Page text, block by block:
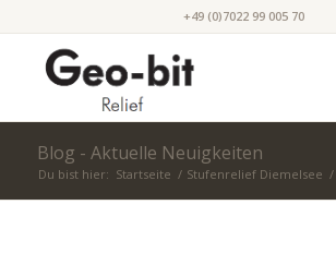
+49 (0)7022 99 005 70
Blog - Aktuelle Neuigkeiten
Du bist hier: Startseite / Stufenrelief Diemelsee /